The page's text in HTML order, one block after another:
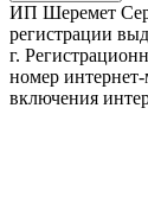
ИП Шеремет
регистрации
г.
номер интернет-
включения